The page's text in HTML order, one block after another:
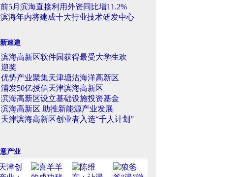
前5月滨海直接利用外资同比增11.2%
滨海年内将建成十大行业技术研发中心
速递
滨海高新区软件园获得最受大学生欢
迎奖
优势产业聚集天津塘沽海洋高新区
浦发50亿授信天津滨海高新区
滨海高新区设立基础设施投资基金
滨海高新区 助推新能源产业发展
天津滨海高新区创业者入选“千人计划”
产业